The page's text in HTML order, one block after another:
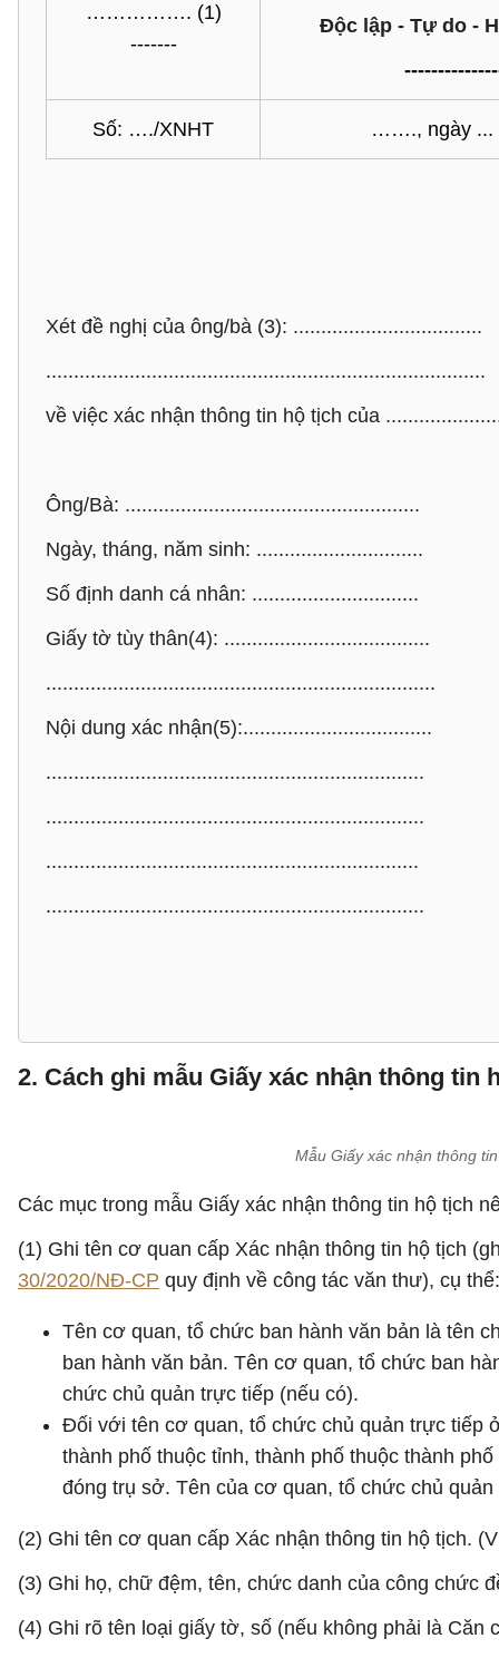
……………. (1)
-------
Độc lập - Tự do -
Số: …./XNHT ……., ngày ...
Xét đề nghị của ông/bà (3): ..................................
...............................................................................
về việc xác nhận thông tin hộ tịch của
Ông/Bà: .....................................................
Ngày, tháng, năm sinh: ..............................
Số định danh cá nhân: ..............................
Giấy tờ tùy thân(4): .....................................
......................................................................
Nội dung xác nhận(5):..................................
....................................................................
....................................................................
...................................................................
....................................................................
2. Cách ghi mẫu Giấy xác nhận thông tin
Mẫu Giấy xác nhận thông
Các mục trong mẫu Giấy xác nhận thông tin hộ tịch
(1) Ghi tên cơ quan cấp Xác nhận thông tin hộ tịch
30/2020/NĐ-CP quy định về công tác văn thư), cụ thể:
Tên cơ quan, tổ chức ban hành văn bản là tên
ban hành văn bản. Tên cơ quan, tổ chức ban
chức chủ quản trực tiếp (nếu có).
Đối với tên cơ quan, tổ chức chủ quản trực tiếp
thành phố thuộc tỉnh, thành phố thuộc thành
đóng trụ sở. Tên của cơ quan, tổ chức chủ
(2) Ghi tên cơ quan cấp Xác nhận thông tin hộ
(3) Ghi họ, chữ đệm, tên, chức danh của công chức
(4) Ghi rõ tên loại giấy tờ, số (nếu không phải là